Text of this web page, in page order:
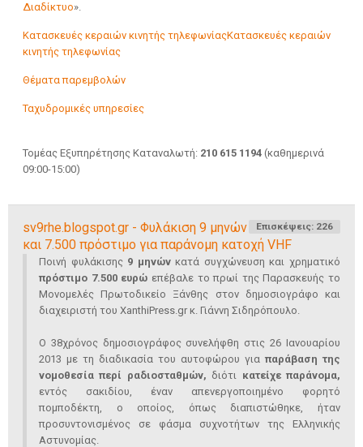
Διαδίκτυο».
Κατασκευές κεραιών κινητής τηλεφωνίαςΚατασκευές κεραιών
κινητής τηλεφωνίας
Θέματα παρεμβολών
Ταχυδρομικές υπηρεσίες
Τομέας Εξυπηρέτησης Καταναλωτή: 210 615 1194 (καθημερινά
09:00-15:00)
Επισκέψεις: 226
sv9rhe.blogspot.gr - Φυλάκιση 9 μηνών
και 7.500 πρόστιμο για παράνομη κατοχή VHF
Ποινή φυλάκισης 9 μηνώνκατά συγχώνευση και χρηματικό
πρόστιμο 7.500 ευρώ επέβαλε το πρωί της Παρασκευής το
Μονομελές Πρωτοδικείο Ξάνθης στον δημοσιογράφο και
διαχειριστή του XanthiPress.gr κ. Γιάννη Σιδηρόπουλο.
Ο 38χρόνος δημοσιογράφος συνελήφθη στις 26 Ιανουαρίου
2013 με τη διαδικασία του αυτοφώρου για παράβαση της
νομοθεσία περί ραδιοσταθμών, διότι κατείχε παράνομα,
εντός σακιδίου, έναν απενεργοποιημένο φορητό
πομποδέκτη, ο οποίος, όπως διαπιστώθηκε, ήταν
προσυντονισμένος σε φάσμα συχνοτήτων της Ελληνικής
Αστυνομίας.